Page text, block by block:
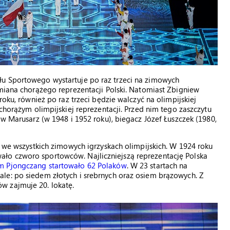
Sportowego wystartuje po raz trzeci na zimowych
chorążego reprezentacji Polski. Natomiast Zbigniew
również po raz trzeci będzie walczyć na olimpijskiej
olimpijskiej reprezentacji. Przed nim tego zaszczytu
Marusarz (w 1948 i 1952 roku), biegacz Józef Łuszczek (1980,
wszystkich zimowych igrzyskach olimpijskich. W 1924 roku
czworo sportowców. Najliczniejszą reprezentację Polska
Pjongczang startowało 62 Polaków. W 23 startach na
po siedem złotych i srebrnych oraz osiem brązowych. Z
zajmuje 20. lokatę.